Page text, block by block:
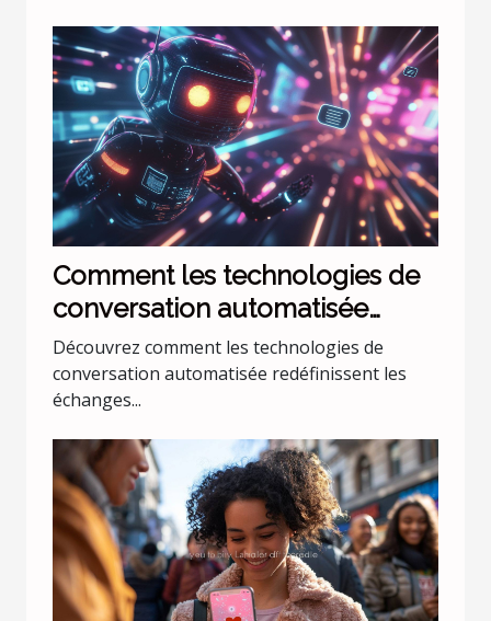
Comment les technologies de
conversation automatisée
transforment-elles l'interaction
numérique ?
Découvrez comment les technologies de
conversation automatisée redéfinissent les
échanges...